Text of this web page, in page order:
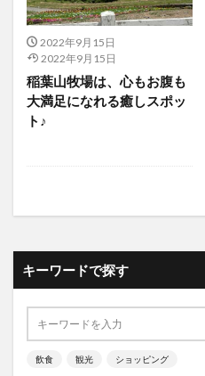
2022年9月15日
2022年9月15日
稲葉山牧場は、心もお腹も
大満足になれる癒しスポッ
ト♪
キーワードで探す
飲食 観光 ショッピング